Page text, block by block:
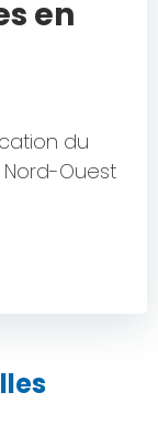
en
du
Ouest